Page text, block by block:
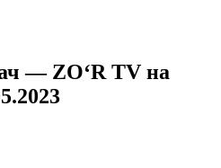
— ZO‘R TV на